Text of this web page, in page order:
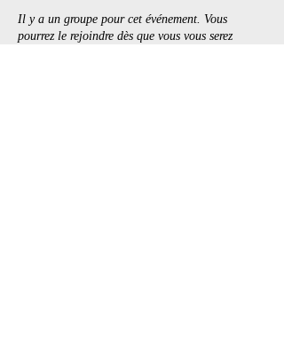
Il y a un groupe pour cet événement. Vous
pourrez le rejoindre dès que vous vous serez